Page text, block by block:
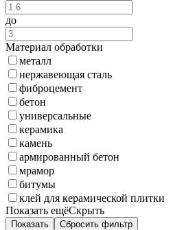
до
Материал обработки
металл
нержавеющая сталь
фиброцемент
бетон
универсальные
керамика
камень
армированный бетон
мрамор
битумы
клей для керамической плитки
Показать ещёСкрыть
Показать Сбросить фильтр